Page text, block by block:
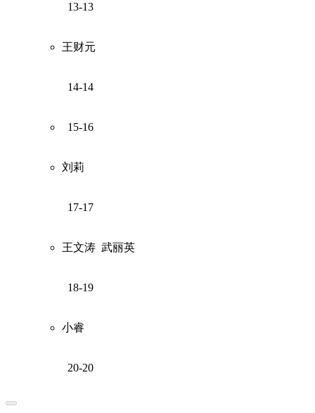
13-13
王财元
14-14
15-16
刘莉
17-17
王文涛 武丽英
18-19
小睿
20-20